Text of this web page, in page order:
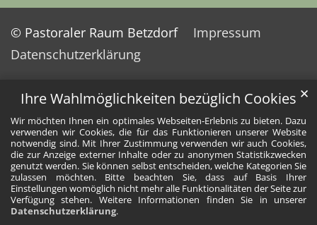
Ihre Wahlmöglichkeiten bezüglich Cookies
Wir möchten Ihnen ein optimales Webseiten-Erlebnis zu bieten. Dazu
verwenden wir Cookies, die für das Funktionieren unserer Website
notwendig sind. Mit Ihrer Zustimmung verwenden wir auch Cookies,
die zur Anzeige externer Inhalte oder zu anonymen Statistikzwecken
genutzt werden. Sie können selbst entscheiden, welche Kategorien Sie
zulassen möchten. Bitte beachten Sie, dass auf Basis Ihrer
Einstellungen womöglich nicht mehr alle Funktionalitäten der Seite zur
Verfügung stehen. Weitere Informationen finden Sie in unserer
Datenschutzerklärung.
✕
© Pastoraler Raum Betzdorf
Impressum
Datenschutzerklärung